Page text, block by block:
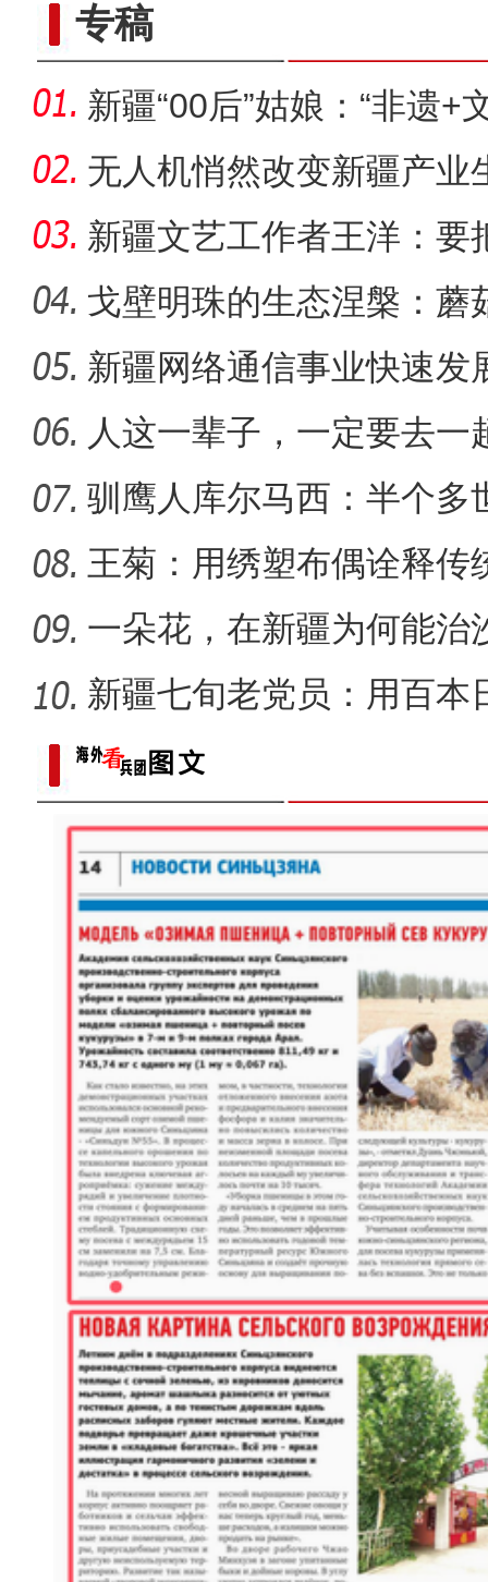
【与你为邻】西班牙机械师
专稿
新疆“00后”姑娘：“非遗+
无人机悄然改变新疆产业
新疆文艺工作者王洋：要
多人听
戈壁明珠的生态涅槃：蘑
战
新疆网络通信事业快速发
距离
人这一辈子，一定要去一
驯鹰人库尔马西：半个多
王菊：用绣塑布偶诠释传
一朵花，在新疆为何能治
新疆七旬老党员：用百本
世纪变